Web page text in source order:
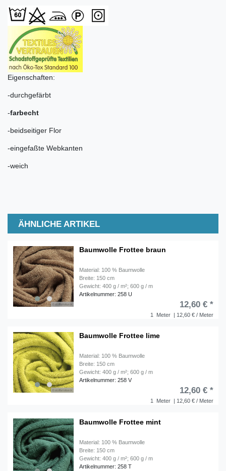
Eigenschaften:
-durchgefärbt
-farbecht
-beidseitiger Flor
-eingefaßte Webkanten
-weich
ÄHNLICHE ARTIKEL
Baumwolle Frottee braun
Material: 100 % Baumwolle
Breite: 150 cm
Gewicht: 400 g / m²; 600 g / m
Artikelnummer: 258 U
1 Meter | 12,60 € / Meter
12,60 € *
Baumwolle Frottee lime
Material: 100 % Baumwolle
Breite: 150 cm
Gewicht: 400 g / m²; 600 g / m
Artikelnummer: 258 V
1 Meter | 12,60 € / Meter
12,60 € *
Baumwolle Frottee mint
Material: 100 % Baumwolle
Breite: 150 cm
Gewicht: 400 g / m²; 600 g / m
Artikelnummer: 258 T